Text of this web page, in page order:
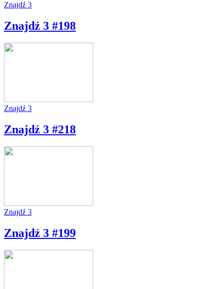
Znajdź 3
Znajdź 3 #198
Znajdź 3
Znajdź 3 #218
Znajdź 3
Znajdź 3 #199